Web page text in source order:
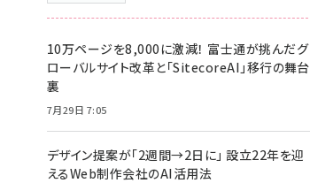
10万ページを8,000に激減！ 富士通が挑んだグ
ローバルサイト改革と「SitecoreAI」移行の舞台
裏
7月29日 7:05
デザイン提案が「2週間→2日に」 設立22年を迎
えるWeb制作会社のAI活用法